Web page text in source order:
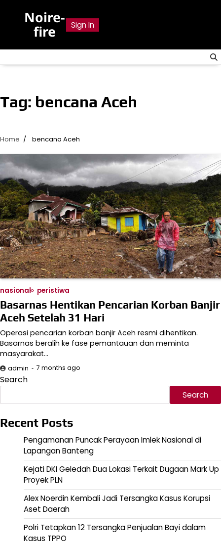
Noire-
fire
Sign In
Tag: bencana Aceh
Home bencana Aceh
nasional peristiwa
Basarnas Hentikan Pencarian Korban Banjir
Aceh Setelah 31 Hari
Operasi pencarian korban banjir Aceh resmi dihentikan.
Basarnas beralih ke fase pemantauan dan meminta
masyarakat…
admin 7 months ago
Search
Search
Recent Posts
Pengamanan Puncak Perayaan Imlek Nasional di
Lapangan Banteng
Kejati DKI Geledah Dua Lokasi Terkait Dugaan Mark Up
Proyek PLN
Alex Noerdin Kembali Jadi Tersangka Kasus Korupsi
Aset Daerah
Polri Tetapkan 12 Tersangka Penjualan Bayi dalam
Kasus TPPO